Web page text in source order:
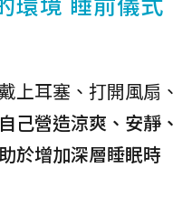
上耳塞、打開風扇、
己營造涼爽、安靜、
於增加深層睡眠時